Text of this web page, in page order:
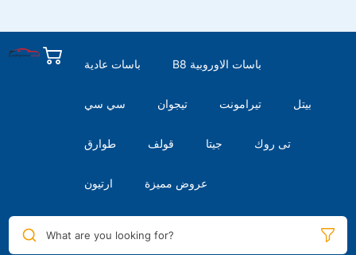
باسات عادية B8 باسات الاوروبية
سي سي تيجوان تيرامونت بيتل
طوارق قولف جيتا تى روك
ارتيون عروض مميزة
What are you looking for?